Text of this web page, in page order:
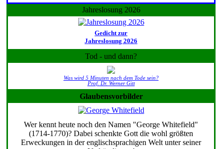
Jahreslosung 2026
Gedicht zur
Jahreslosung 2026
Tod - und dann?
Was wird 5 Minuten nach dem Tode sein?
Prof. Dr. Werner Gitt
Glaubensvorbilder
Wer kennt heute noch den Namen "George Whitefield"
(1714-1770)? Dabei schenkte Gott die wohl größten
Erweckungen in der englischsprachigen Welt unter seiner